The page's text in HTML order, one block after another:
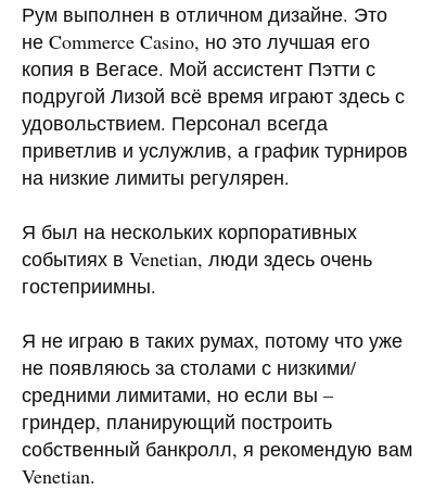
Рум выполнен в отличном дизайне. Это
не Commerce Casino, но это лучшая его
копия в Вегасе. Мой ассистент Пэтти с
подругой Лизой всё время играют здесь с
удовольствием. Персонал всегда
приветлив и услужлив, а график турниров
на низкие лимиты регулярен.
Я был на нескольких корпоративных
событиях в Venetian, люди здесь очень
гостеприимны.
Я не играю в таких румах, потому что уже
не появляюсь за столами с низкими/
средними лимитами, но если вы –
гриндер, планирующий построить
собственный банкролл, я рекомендую вам
Venetian.